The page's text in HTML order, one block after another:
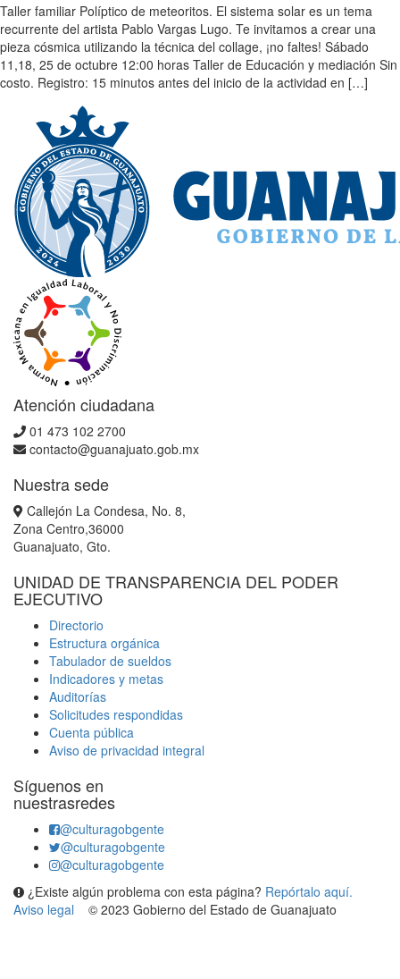
Taller familiar Políptico de meteoritos. El sistema solar es un tema
recurrente del artista Pablo Vargas Lugo. Te invitamos a crear una
pieza cósmica utilizando la técnica del collage, ¡no faltes! Sábado
11,18, 25 de octubre 12:00 horas Taller de Educación y mediación Sin
costo. Registro: 15 minutos antes del inicio de la actividad en […]
Atención ciudadana
01 473 102 2700
contacto@guanajuato.gob.mx
Nuestra sede
Callejón La Condesa, No. 8,
Zona Centro,36000
Guanajuato, Gto.
UNIDAD DE TRANSPARENCIA DEL PODER
EJECUTIVO
Directorio
Estructura orgánica
Tabulador de sueldos
Indicadores y metas
Auditorías
Solicitudes respondidas
Cuenta pública
Aviso de privacidad integral
Síguenos en
nuestrasredes
@culturagobgente
@culturagobgente
@culturagobgente
¿Existe algún problema con esta página? Repórtalo aquí.
Aviso legal
© 2023 Gobierno del Estado de Guanajuato